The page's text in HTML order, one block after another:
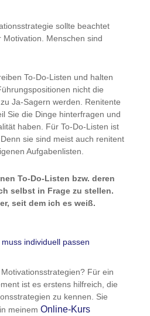
sollte beachtet
Menschen sind
To-Do-Listen und halten
nicht die
Ja-Sagern werden. Renitente
Sie die Dinge hinterfragen und
haben. Für To-Do-Listen ist
sie sind meist auch renitent
Aufgabenlisten.
To-Do-Listen bzw. deren
selbst in Frage zu stellen.
seit dem ich es weiß.
individuell passen
Für ein
ist es erstens hilfreich, die
zu kennen. Sie
meinem Online-Kurs